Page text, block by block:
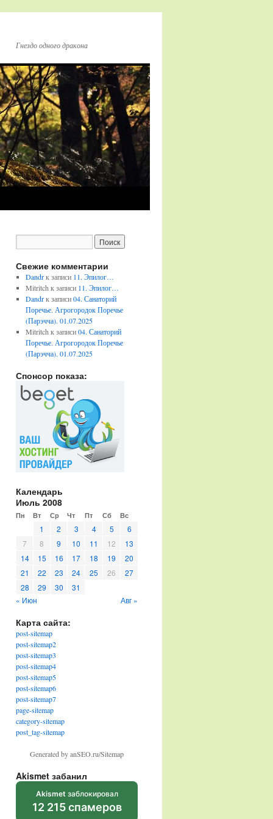
Гнездо одного дракона
Свежие комментарии
Dandrк записи 11. Эпилог…
Mitritch к записи 11. Эпилог…
Dandrк записи04. Санаторий
Поречье. Агрогородок Поречье
(Парэчча). 01.07.2025
Mitritch к записи04. Санаторий
Поречье. Агрогородок Поречье
(Парэчча). 01.07.2025
Спонсор показа:
Календарь
Июль 2008
Пн Вт Ср Чт Пт Сб Вс
1 2 3 4 5
6
7
8 9 10 11 12
13
14
15 16 17 18 19
20
21
22 23 24 25 26
27
28
29 30
31
« Июн
Авг »
Карта сайта:
post-sitemap
post-sitemap2
post-sitemap3
post-sitemap4
post-sitemap5
post-sitemap6
post-sitemap7
page-sitemap
category-sitemap
post_tag-sitemap
Generated by anSEO.ru/Sitemap
Akismet забанил
Akismet заблокировал
12 215 спамеров